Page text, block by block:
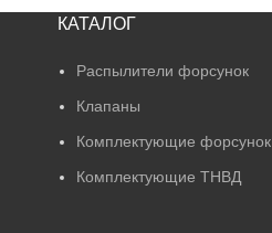
КАТАЛОГ
Распылители форсунок
Клапаны
Комплектующие форсунок
Комплектующие ТНВД